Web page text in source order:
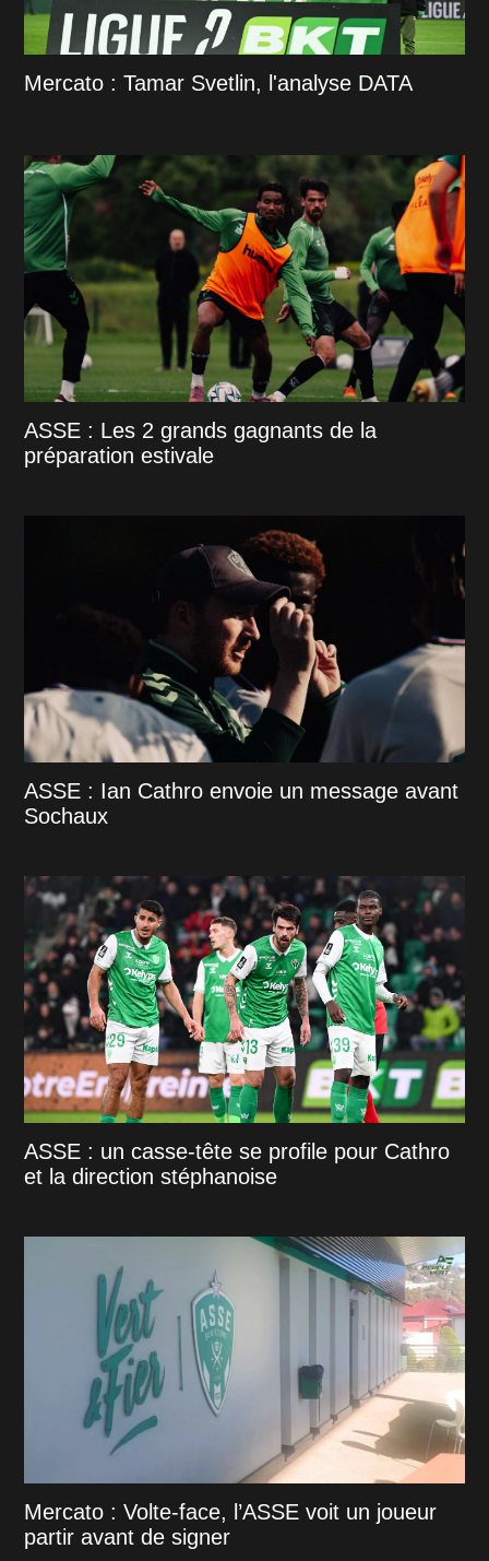
Mercato : Tamar Svetlin, l'analyse DATA
ASSE : Les 2 grands gagnants de la
préparation estivale
ASSE : Ian Cathro envoie un message avant
Sochaux
ASSE : un casse-tête se profile pour Cathro
et la direction stéphanoise
Mercato : Volte-face, l’ASSE voit un joueur
partir avant de signer